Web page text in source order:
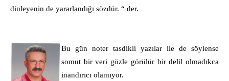
dinleyenin de yararlandığı sözdür. “ der.
Bu gün noter tasdikli yazılar ile de söylense
somut bir veri gözle görülür bir delil olmadıkca
inandırıcı olamıyor.